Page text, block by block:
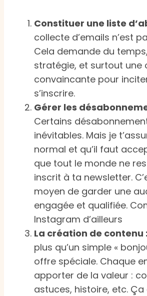
Constituer une liste
collecte d’emails n’est
Cela demande du
stratégie, et surtout une
convaincante pour
s’inscrire.
Gérer les
Certains
inévitables. Mais je
normal et qu’il faut
que tout le monde ne
inscrit à ta newsletter.
moyen de garder une
engagée et qualifiée.
Instagram d’ailleurs
La création de contenu :
plus qu’un simple «
offre spéciale. Chaque
apporter de la valeur :
astuces, histoire, etc.